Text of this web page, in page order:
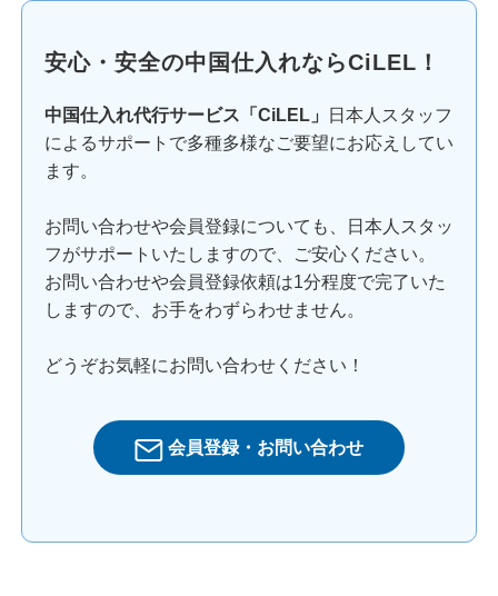
安心・安全の中国仕入れならCiLEL！
中国仕入れ代行サービス「CiLEL」
日本人スタッフ
によるサポートで多種多様なご要望にお応えしてい
ます。
お問い合わせや会員登録についても、日本人スタッ
フがサポートいたしますので、ご安心ください。
お問い合わせや会員登録依頼は1分程度で完了いた
しますので、お手をわずらわせません。
どうぞお気軽にお問い合わせください！
会員登録・お問い合わせ